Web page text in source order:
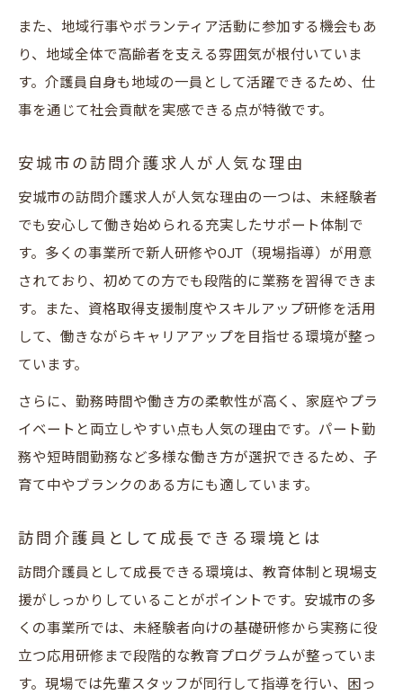
また、地域行事やボランティア活動に参加する機会もあ
り、地域全体で高齢者を支える雰囲気が根付いていま
す。介護員自身も地域の一員として活躍できるため、仕
事を通じて社会貢献を実感できる点が特徴です。
安城市の訪問介護求人が人気な理由
安城市の訪問介護求人が人気な理由の一つは、未経験者
でも安心して働き始められる充実したサポート体制で
す。多くの事業所で新人研修やOJT（現場指導）が用意
されており、初めての方でも段階的に業務を習得できま
す。また、資格取得支援制度やスキルアップ研修を活用
して、働きながらキャリアアップを目指せる環境が整っ
ています。
さらに、勤務時間や働き方の柔軟性が高く、家庭やプラ
イベートと両立しやすい点も人気の理由です。パート勤
務や短時間勤務など多様な働き方が選択できるため、子
育て中やブランクのある方にも適しています。
訪問介護員として成長できる環境とは
訪問介護員として成長できる環境は、教育体制と現場支
援がしっかりしていることがポイントです。安城市の多
くの事業所では、未経験者向けの基礎研修から実務に役
立つ応用研修まで段階的な教育プログラムが整っていま
す。現場では先輩スタッフが同行して指導を行い、困っ